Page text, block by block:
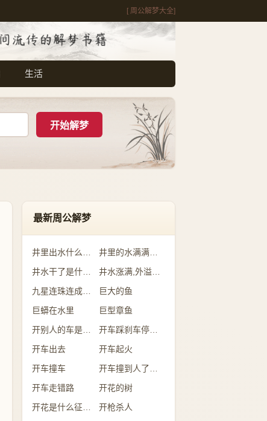
[ 周公解梦大全]
生活
最新周公解梦
井里的水满满的是什么意思
巨大的鱼
巨蟒在水里
巨型章鱼
开车踩刹车停不下来
开车出去
开车起火
开车撞车
开车走错路
开花的树
开枪杀人